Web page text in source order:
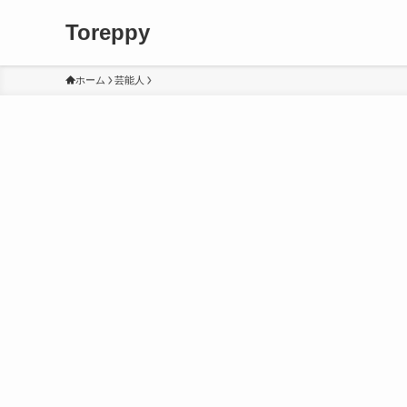
Toreppy
ホーム 芸能人